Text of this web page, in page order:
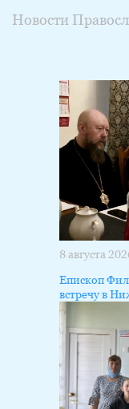
Новости
8 августа
Епископ
встречу в